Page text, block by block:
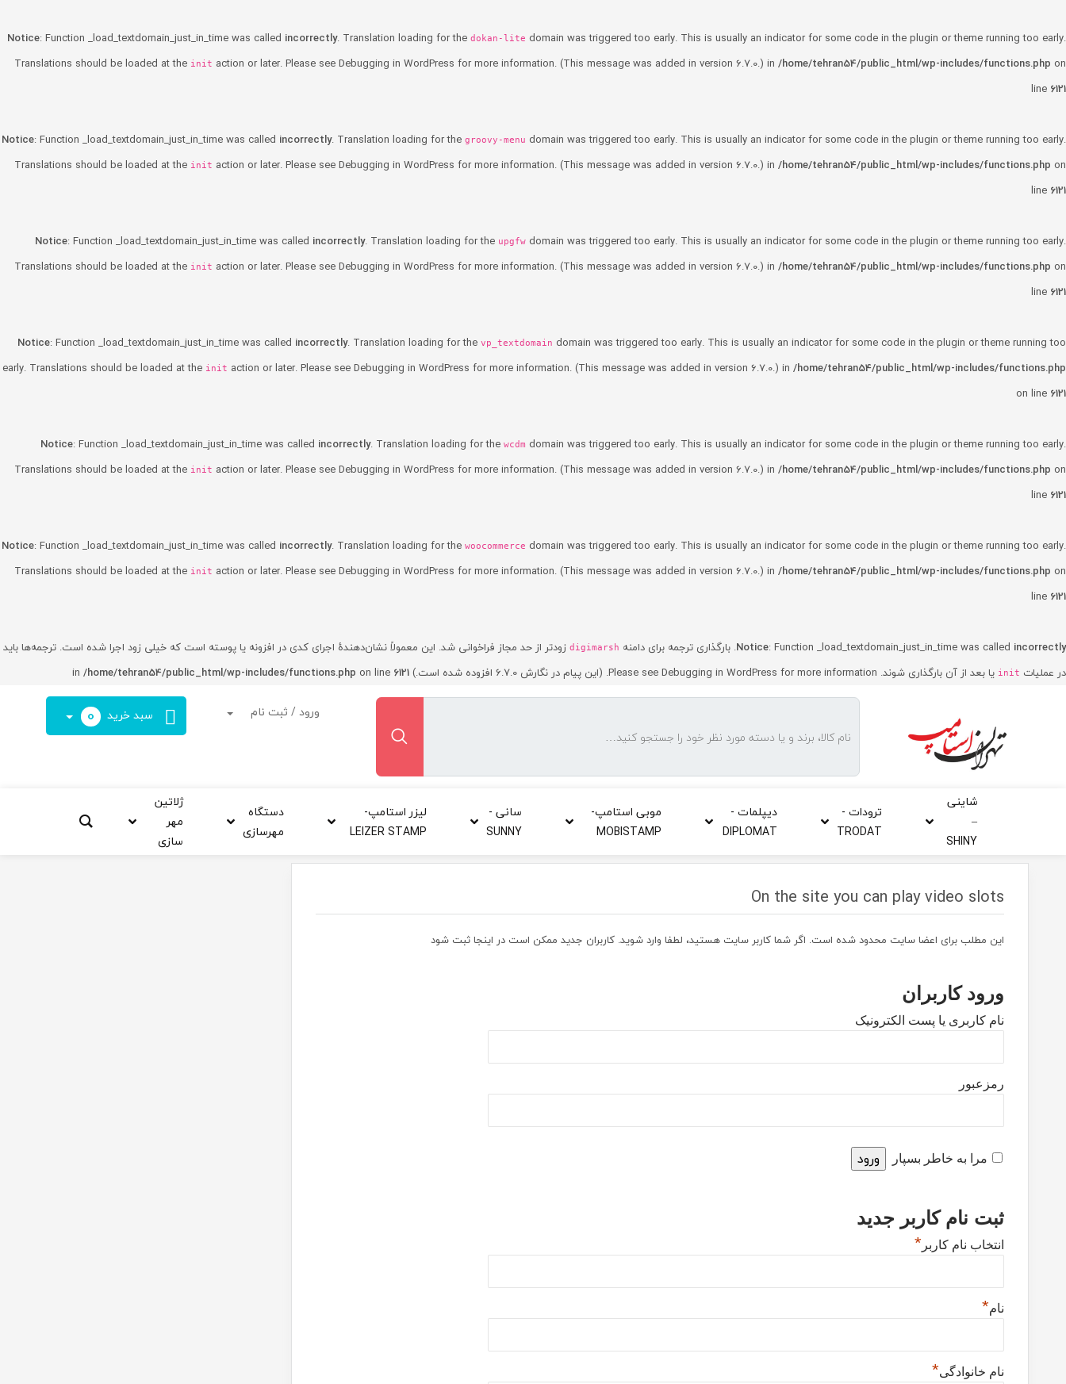
Notice: Function _load_textdomain_just_in_time was called incorrectly. Translation loading for the dokan-lite domain was triggered too early. This is usually an indicator for some code in the plugin or theme running too early.
Translations should be loaded at the init action or later. Please seeDebugging in WordPress for more information. (This message was added in version 6.7.0.) in /home/tehran54/public_html/wp-includes/functions.php on
line 6121
Notice: Function _load_textdomain_just_in_time was called incorrectly. Translation loading for the groovy-menu domain was triggered too early. This is usually an indicator for some code in the plugin or theme running too early.
Translations should be loaded at the init action or later. Please seeDebugging in WordPress for more information. (This message was added in version 6.7.0.) in /home/tehran54/public_html/wp-includes/functions.php on
line 6121
Notice: Function _load_textdomain_just_in_time was called incorrectly. Translation loading for the upgfw domain was triggered too early. This is usually an indicator for some code in the plugin or theme running too early.
Translations should be loaded at the init action or later. Please seeDebugging in WordPress for more information. (This message was added in version 6.7.0.) in /home/tehran54/public_html/wp-includes/functions.php on
line 6121
Notice: Function _load_textdomain_just_in_time was called incorrectly. Translation loading for the vp_textdomain domain was triggered too early. This is usually an indicator for some code in the plugin or theme running too
early. Translations should be loaded at the init action or later. Please seeDebugging in WordPress for more information. (This message was added in version 6.7.0.) in /home/tehran54/public_html/wp-includes/functions.php
on line 6121
Notice: Function _load_textdomain_just_in_time was called incorrectly. Translation loading for the wcdm domain was triggered too early. This is usually an indicator for some code in the plugin or theme running too early.
Translations should be loaded at the init action or later. Please seeDebugging in WordPress for more information. (This message was added in version 6.7.0.) in /home/tehran54/public_html/wp-includes/functions.php on
line 6121
Notice: Function _load_textdomain_just_in_time was called incorrectly. Translation loading for the woocommerce domain was triggered too early. This is usually an indicator for some code in the plugin or theme running too early.
Translations should be loaded at the init action or later. Please seeDebugging in WordPress for more information. (This message was added in version 6.7.0.) in /home/tehran54/public_html/wp-includes/functions.php on
line 6121
Notice: Function _load_textdomain_just_in_time was called incorrectly . بارگذاری ترجمه برای دامنه digimarsh زودتر از حد مجاز فراخوانی شد. این معمولاً نشان‌دهندهٔ اجرای کدی در افزونه یا پوسته است که خیلی زود اجرا شده است. ترجمه‌ها باید
در عملیات init یا بعد از آن بارگذاری شوند. Please see Debugging in WordPress for more information. (این پیام در نگارش 6.7.0 افزوده شده است.) in /home/tehran54/public_html/wp-includes/functions.php on line 6121
ورود / ثبت نام سبد خرید 0
شاینی
–
SHINY
ترودات -
TRODAT
دیپلمات -
DIPLOMAT
موبی استامپ-
MOBISTAMP
سانی -
SUNNY
لیزر استامپ-
LEIZER STAMP
دستگاه
مهرسازی
ژلاتین
مهر
سازی
On the site you can play video slots
این مطلب برای اعضا سایت محدود شده است. اگر شما کاربر سایت هستید، لطفا وارد شوید. کاربران جدید ممکن است در اینجا ثبت شود
ورود کاربران
نام کاربری یا پست الکترونیک
رمزعبور
مرا به خاطر بسپار
ثبت نام کاربر جدید
انتخاب نام کاربر *
نام*
نام خانوادگی*